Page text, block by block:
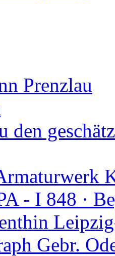
Prenzlau
den
- I 848 ·
Gebr.